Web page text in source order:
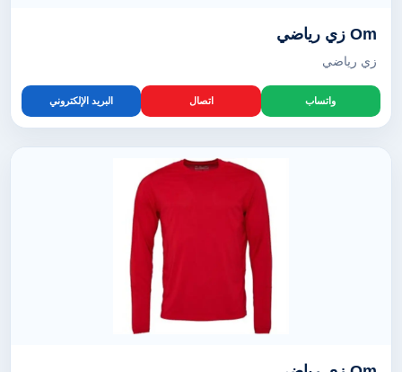
Om زي رياضي
زي رياضي
واتساب اتصال البريد الإلكتروني